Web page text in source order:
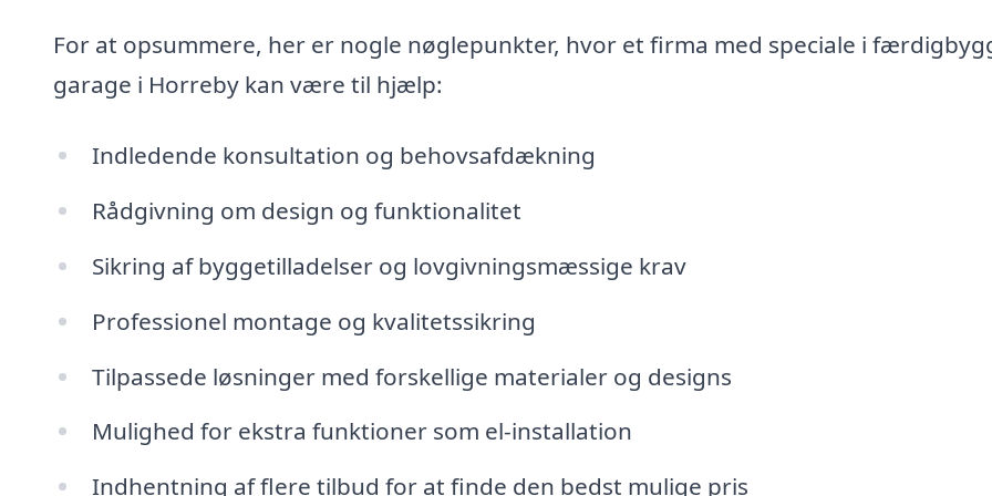
For at opsummere, her er nogle nøglepunkter, hvor et firma med speciale i
garage i Horreby kan være til hjælp:
Indledende konsultation og behovsafdækning
Rådgivning om design og funktionalitet
Sikring af byggetilladelser og lovgivningsmæssige krav
Professionel montage og kvalitetssikring
Tilpassede løsninger med forskellige materialer og designs
Mulighed for ekstra funktioner som el-installation
Indhentning af flere tilbud for at finde den bedst mulige pris